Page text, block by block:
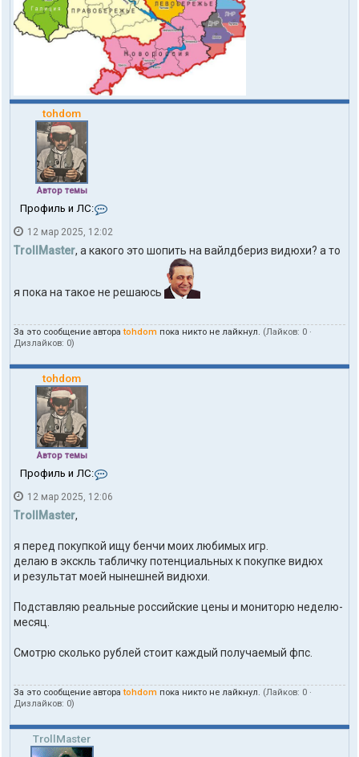
tohdom
Автор темы
Профиль и ЛС:
н
т
а
ы
о
л
з
d
12 мар 2025, 12:02
TrollMaster, а какого это шопить на вайлдбериз видюхи? а то
я пока на такое не решаюсь
За это сообщение автораtohdom пока никто не лайкнул. (Лайков: 0 ·
Дизлайков: 0)
tohdom
Автор темы
Профиль и ЛС:
н
т
ы
п
ь
в
е
t
12 мар 2025, 12:06
TrollMaster,
я перед покупкой ищу бенчи моих любимых игр.
делаю в экскль табличку потенциальных к покупке видюх
и результат моей нынешней видюхи.
Подставляю реальные российские цены и мониторю неделю-
месяц.
Смотрю сколько рублей стоит каждый получаемый фпс.
За это сообщение автораtohdom пока никто не лайкнул. (Лайков: 0 ·
Дизлайков: 0)
TrollMaster